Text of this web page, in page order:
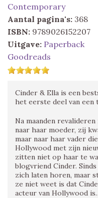
Contemporary
Aantal pagina's: 368
ISBN: 9789026152207
Uitgave: Paperback
Goodreads
Cinder & Ella is een
het eerste deel van een
Na maanden
naar haar moeder, zij
maar naar haar vader
Hollywood met zijn
zitten niet op haar te
blogvriend Cinder.
zich laten horen, maar
ze niet weet is dat
acteur van Hollywood